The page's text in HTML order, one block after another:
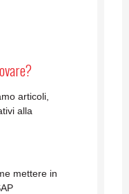
articoli,
alla
mettere in